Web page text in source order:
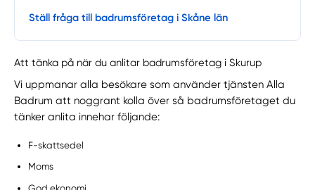
Ställ fråga till badrumsföretag i Skåne län
Att tänka på när du anlitar badrumsföretag i Skurup
Vi uppmanar alla besökare som använder tjänsten Alla
Badrum att noggrant kolla över så badrumsföretaget du
tänker anlita innehar följande:
F-skattsedel
Moms